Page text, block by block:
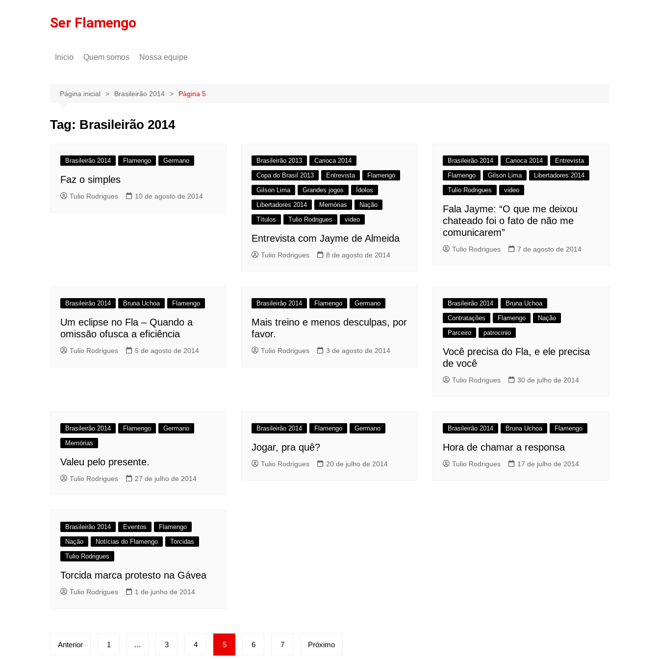
Ser Flamengo
Inicio Quem somos
Política de privacidade
Nossa equipe
Gilson Lima
Página inicial Brasileirão 2014 Página 5
Tag: Brasileirão 2014
Brasileirão 2014 Flamengo Germano
Faz o simples
Tulio Rodrigues 10 de agosto de 2014
Brasileirão 2013
Carioca 2014
Copa do Brasil 2013
Entrevista
Flamengo
Gilson Lima
Grandes jogos
Ídolos
Libertadores 2014
Memórias
Nação
Títulos
Tulio Rodrigues video
Entrevista com Jayme de Almeida
Tulio Rodrigues 8 de agosto de 2014
Brasileirão 2014 Carioca 2014
Entrevista
Flamengo
Gilson Lima
Libertadores 2014
Tulio Rodrigues
video
Fala Jayme: “O que me deixou
chateado foi o fato de não me
comunicarem”
Tulio Rodrigues 7 de agosto de 2014
Brasileirão 2014 Bruna Uchoa Flamengo
Um eclipse no Fla – Quando a
omissão ofusca a eficiência
Tulio Rodrigues 5 de agosto de 2014
Brasileirão 2014 Flamengo Germano
Mais treino e menos desculpas, por
favor.
Tulio Rodrigues 3 de agosto de 2014
Brasileirão 2014
Bruna Uchoa
Contratações
Flamengo
Nação
Parceiro
patrocinio
Você precisa do Fla, e ele precisa
de você
Tulio Rodrigues 30 de julho de 2014
Brasileirão 2014 Flamengo
Germano
Memórias
Valeu pelo presente.
Tulio Rodrigues 27 de julho de 2014
Brasileirão 2014 Flamengo Germano
Jogar, pra quê?
Tulio Rodrigues 20 de julho de 2014
Brasileirão 2014 Bruna Uchoa Flamengo
Hora de chamar a responsa
Tulio Rodrigues 17 de julho de 2014
Brasileirão 2014 Eventos
Flamengo
Nação
Notícias do Flamengo
Torcidas
Tulio Rodrigues
Torcida marca protesto na Gávea
Tulio Rodrigues 1 de junho de 2014
Paginação
Anterior 1 … 3 4 5 6 7 Próximo